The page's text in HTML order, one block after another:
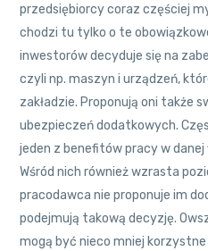
przedsiębiorcy coraz częściej
chodzi tu tylko o te
inwestorów decyduje się na
czyli np. maszyn i urządzeń,
zakładzie. Proponują oni także
ubezpieczeń dodatkowych.
jeden z benefitów pracy w
Wśród nich również wzrasta
pracodawca nie proponuje im
podejmują takową decyzję.
mogą być nieco mniej